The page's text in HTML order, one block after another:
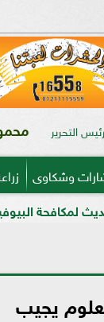
رئيس التحرير
وشكاوى
في قطاعي
يجيب